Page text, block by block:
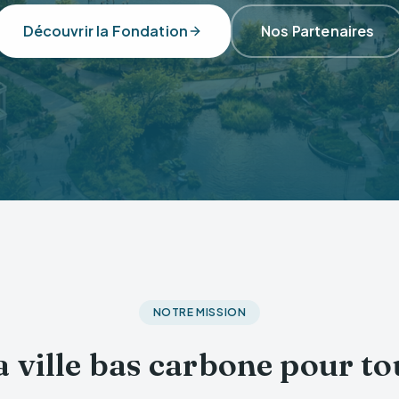
Découvrir la Fondation Nos Partenaires
NOTRE MISSION
ville bas carbone pour